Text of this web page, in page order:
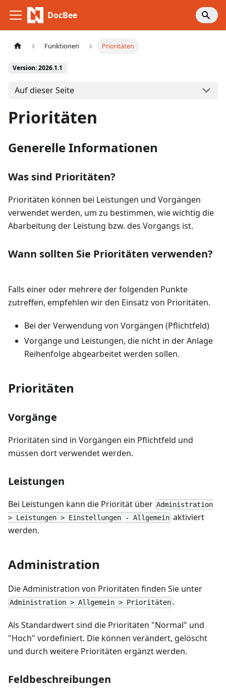
DocBee
Funktionen Prioritäten
Version: 2026.1.1
Auf dieser Seite
Prioritäten
Generelle Informationen
Was sind Prioritäten?
Prioritäten können bei Leistungen und Vorgängen
verwendet werden, um zu bestimmen, wie wichtig die
Abarbeitung der Leistung bzw. des Vorgangs ist.
Wann sollten Sie Prioritäten verwenden?
Falls einer oder mehrere der folgenden Punkte
zutreffen, empfehlen wir den Einsatz von Prioritäten.
Bei der Verwendung von Vorgängen (Pflichtfeld)
Vorgänge und Leistungen, die nicht in der Anlage
Reihenfolge abgearbeitet werden sollen.
Prioritäten
Vorgänge
Prioritäten sind in Vorgängen ein Pflichtfeld und
müssen dort verwendet werden.
Leistungen
Bei Leistungen kann die Priorität über Administration
> Leistungen > Einstellungen - Allgemein aktiviert
werden.
Administration
Die Administration von Prioritäten finden Sie unter
Administration > Allgemein > Prioritäten .
Als Standardwert sind die Prioritäten "Normal" und
"Hoch" vordefiniert. Die können verändert, gelöscht
und durch weitere Prioritäten ergänzt werden.
Feldbeschreibungen